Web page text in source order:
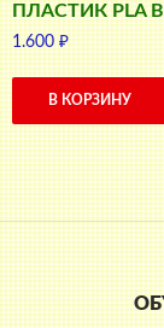
ПЛАСТИК PLA
1.600₽
В КОРЗИНУ